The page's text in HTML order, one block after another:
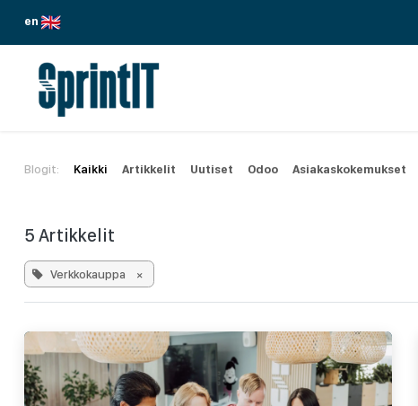
en
Blogit: Kaikki Artikkelit Uutiset Odoo Asiakaskokemukset
5 Artikkelit
Verkkokauppa ×